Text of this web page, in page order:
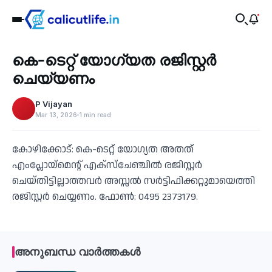
‹
Education
കെ-ടെറ്റ് യോഗ്യത രജിസ്റ്റർ
ചെയ്യണം
P Vijayan
Mar 13, 2026 1 min read
കോഴിക്കോട്: കെ-ടെറ്റ് യോഗ്യത അതത്
എംപ്ലോയ്‌മെന്റ് എക്‌സ്‌ചേഞ്ചില്‍ രജിസ്റ്റര്‍
ചെയ്തിട്ടില്ലാത്തവര്‍ അസ്സല്‍ സര്‍ട്ടിഫിക്കറ്റുമായെത്തി
രജിസ്റ്റര്‍ ചെയ്യണം. ഫോണ്‍: 0495 2373179.
അനുബന്ധ വാർത്തകൾ